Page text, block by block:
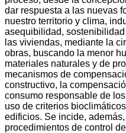
dar respuesta a las nuevas
nuestro territorio y clima,
asequibilidad,
las viviendas, mediante la
obras, buscando la menor
materiales naturales y de
mecanismos de
constructivo, la
consumo responsable de
uso de criterios
edificios. Se incide,
procedimientos de control